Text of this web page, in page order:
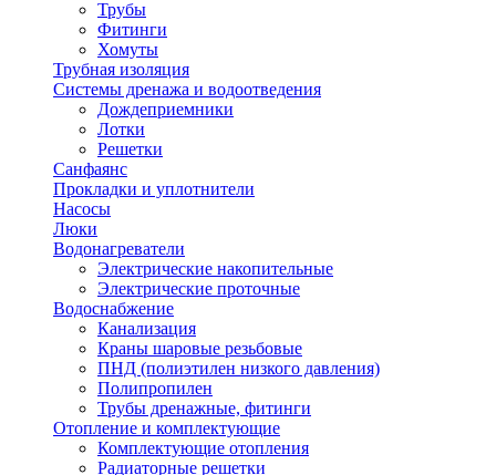
Трубы
Фитинги
Хомуты
Трубная изоляция
Системы дренажа и водоотведения
Дождеприемники
Лотки
Решетки
Санфаянс
Прокладки и уплотнители
Насосы
Люки
Водонагреватели
Электрические накопительные
Электрические проточные
Водоснабжение
Канализация
Краны шаровые резьбовые
ПНД (полиэтилен низкого давления)
Полипропилен
Трубы дренажные, фитинги
Отопление и комплектующие
Комплектующие отопления
Радиаторные решетки